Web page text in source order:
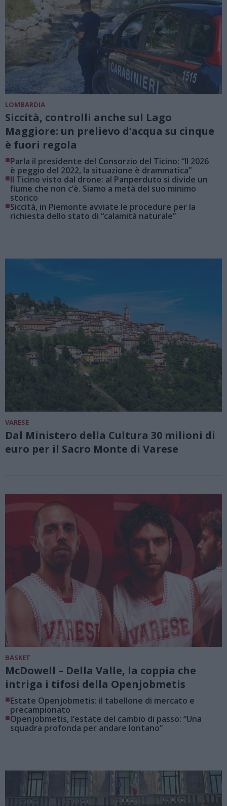
LOMBARDIA
Siccità, controlli anche sul Lago
Maggiore: un prelievo d’acqua su cinque
è fuori regola
■Parla il presidente del Consorzio del Ticino: “Il 2026
è peggio del 2022, la situazione è drammatica”
■Il Ticino visto dal drone: al Panperduto si divide un
fiume che non c’è. Siamo a metà del suo minimo
storico
■Siccità, in Piemonte avviate le procedure per la
richiesta dello stato di “calamità naturale”
VARESE
Dal Ministero della Cultura 30 milioni di
euro per il Sacro Monte di Varese
BASKET
McDowell – Della Valle, la coppia che
intriga i tifosi della Openjobmetis
■Estate Openjobmetis: il tabellone di mercato e
precampionato
■Openjobmetis, l’estate del cambio di passo: “Una
squadra profonda per andare lontano”